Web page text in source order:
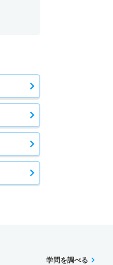
学問を調べる